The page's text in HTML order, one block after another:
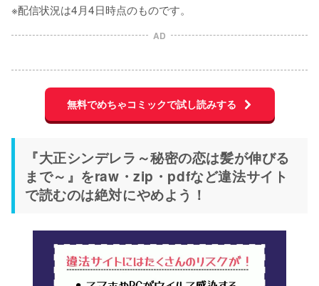
※配信状況は4月4日時点のものです。
AD
無料でめちゃコミックで試し読みする
『大正シンデレラ～秘密の恋は髪が伸びる
まで～』をraw・zip・pdfなど違法サイト
で読むのは絶対にやめよう！